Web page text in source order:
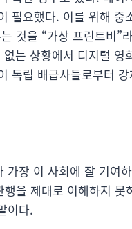
필요했다. 이를 위해 중
것을 “가상 프린트비”
는 상황에서 디지털 영
독립 배급사들로부터
가장 이 사회에 잘 기여
을 제대로 이해하지 못
이다.